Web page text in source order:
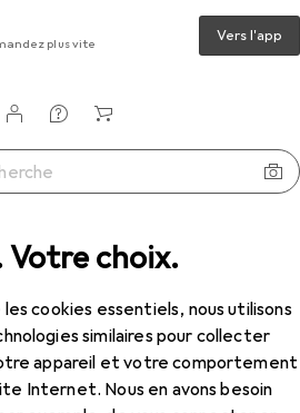
Votre choix.
les cookies essentiels, nous utilisons
similaires pour collecter
appareil et votre comportement
Internet. Nous en avons besoin
plus vite Vers l'app
client
comparaison
d'envies
Techly Séparateur HDMI
Séparateur HDMI